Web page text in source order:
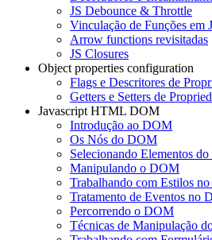
JS Debounce & Throttle
Vinculação de Funções em
Arrow functions revisitadas
JS Closures
Object properties configuration
Flags e Descritores de
Getters e Setters de
Javascript HTML DOM
Introdução ao DOM
Os Nós do DOM
Selecionando Elementos
Manipulando o DOM
Trabalhando com Estilos
Tratamento de Eventos no
Percorrendo o DOM
Técnicas de Manipulação